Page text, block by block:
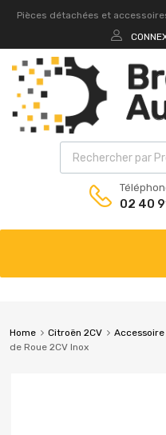
Pièces détachées et
02 40
Home Citroën 2CV
de Roue 2CV Inox